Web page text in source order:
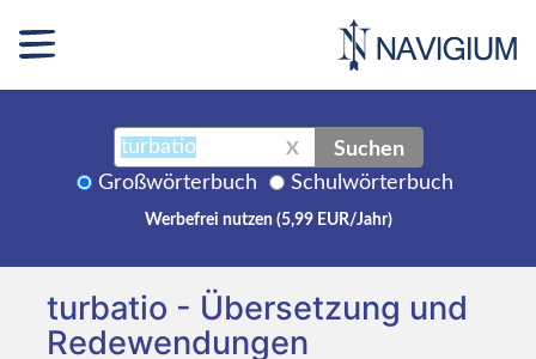
X Suchen
Großwörterbuch Schulwörterbuch
Werbefrei nutzen (5,99 EUR/Jahr)
turbatio - Übersetzung und
Redewendungen